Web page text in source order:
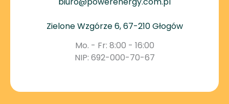
Zielone Wzgórze 6, 67-210 Głogów
Mo. - Fr: 8:00 - 16:00
NIP: 692-000-70-67